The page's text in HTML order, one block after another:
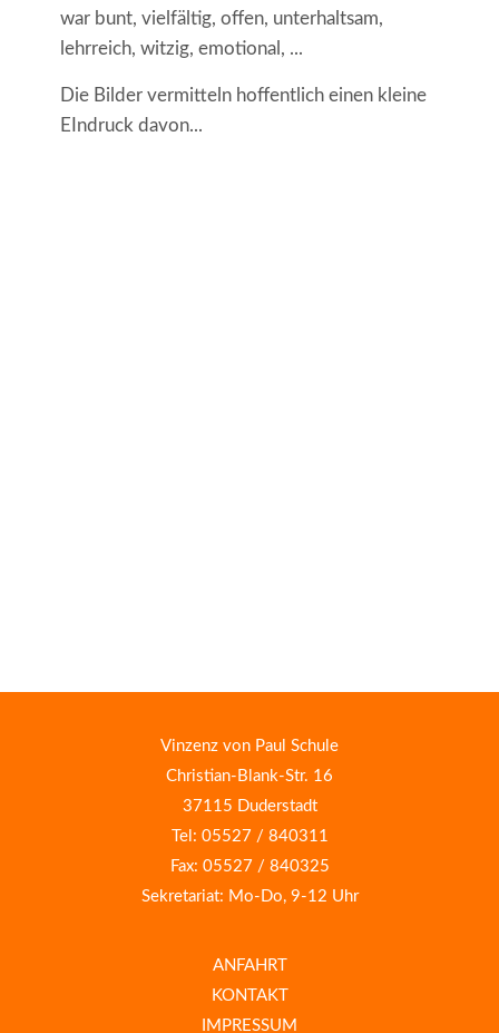
war bunt, vielfältig, offen, unterhaltsam,
lehrreich, witzig, emotional, ...
Die Bilder vermitteln hoffentlich einen kleine
EIndruck davon...
Vinzenz von Paul Schule
Christian-Blank-Str. 16
37115 Duderstadt
Tel: 05527 / 840311
Fax: 05527 / 840325
Sekretariat: Mo-Do, 9-12 Uhr
ANFAHRT
KONTAKT
IMPRESSUM